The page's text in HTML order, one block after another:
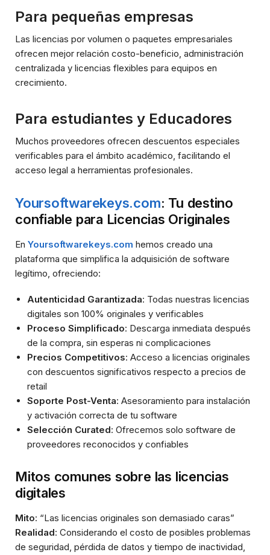
Para pequeñas empresas
Las licencias por volumen o paquetes empresariales
ofrecen mejor relación costo-beneficio, administración
centralizada y licencias flexibles para equipos en
crecimiento.
Para estudiantes y Educadores
Muchos proveedores ofrecen descuentos especiales
verificables para el ámbito académico, facilitando el
acceso legal a herramientas profesionales.
Yoursoftwarekeys.com: Tu destino
confiable para Licencias Originales
En Yoursoftwarekeys.com hemos creado una
plataforma que simplifica la adquisición de software
legítimo, ofreciendo:
Autenticidad Garantizada: Todas nuestras licencias
digitales son 100% originales y verificables
Proceso Simplificado: Descarga inmediata después
de la compra, sin esperas ni complicaciones
Precios Competitivos: Acceso a licencias originales
con descuentos significativos respecto a precios de
retail
Soporte Post-Venta: Asesoramiento para instalación
y activación correcta de tu software
Selección Curated: Ofrecemos solo software de
proveedores reconocidos y confiables
Mitos comunes sobre las licencias
digitales
Mito: “Las licencias originales son demasiado caras”
Realidad: Considerando el costo de posibles problemas
de seguridad, pérdida de datos y tiempo de inactividad,